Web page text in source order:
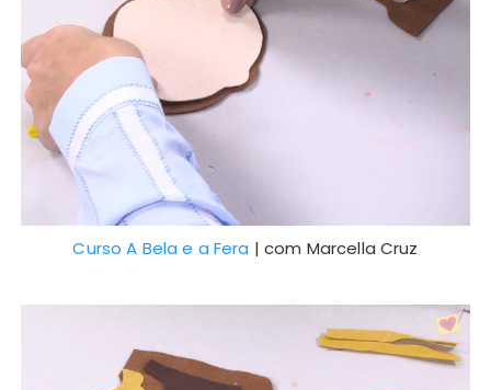
Curso A Bela e a Fera | com Marcella Cruz